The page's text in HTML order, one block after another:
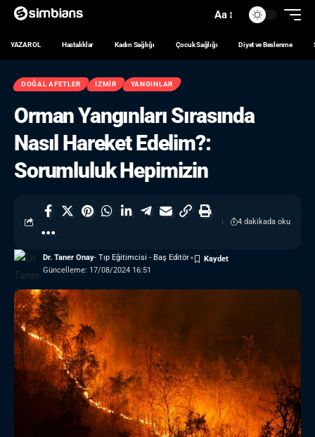
Aa
YAZAR OL Hastalıklar Kadın Sağlığı Çocuk Sağlığı Diyet ve Beslenme
DOĞAL AFETLER İZMIR YANGINLAR
Orman Yangınları Sırasında
Nasıl Hareket Edelim?:
Sorumluluk Hepimizin
Güncelleme: 17/08/2024 16:51
Dr. Taner Onay- Tıp Eğitimcisi - Baş Editör
4 dakikada oku